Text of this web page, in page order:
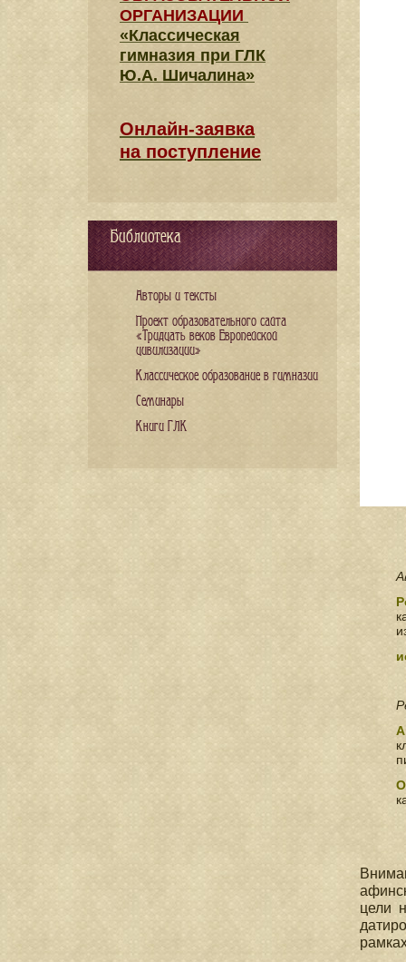
цели
ОРГАНИЗАЦИИ
«Классическая
гимназия при ГЛК
Ю.А. Шичалина»
Онлайн-заявка
на поступление
Библиотека
Авторы и тексты
Проект образовательного сайта
«Тридцать веков Европейской
цивилизации»
Классическое образование в гимназии
Семинары
Книги ГЛК